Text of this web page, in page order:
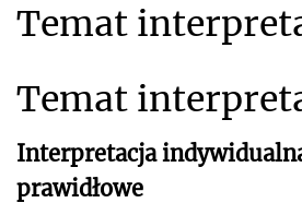
Temat
Temat
Interpretacja
prawidłowe